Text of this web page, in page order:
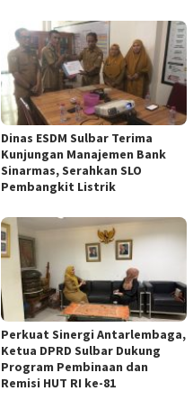
Dinas ESDM Sulbar Terima
Kunjungan Manajemen Bank
Sinarmas, Serahkan SLO
Pembangkit Listrik
Perkuat Sinergi Antarlembaga,
Ketua DPRD Sulbar Dukung
Program Pembinaan dan
Remisi HUT RI ke-81